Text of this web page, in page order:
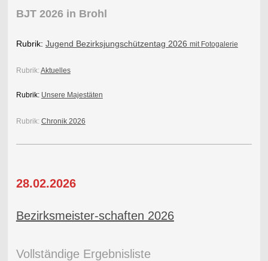
BJT 2026 in Brohl
Rubrik: Jugend Bezirksjungschützentag 2026 mit Fotogalerie
Rubrik: Aktuelles
Rubrik: Unsere Majestäten
Rubrik: Chronik 2026
28.02.2026
Bezirksmeister-schaften 2026
Vollständige Ergebnisliste